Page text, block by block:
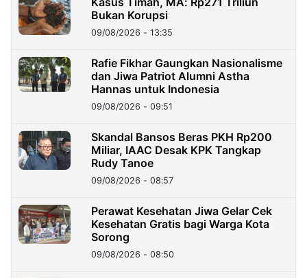
Bukan Korupsi
09/08/2026 - 13:35
Rafie Fikhar Gaungkan Nasionalisme
dan Jiwa Patriot Alumni Astha
Hannas untuk Indonesia
09/08/2026 - 09:51
Skandal Bansos Beras PKH Rp200
Miliar, IAAC Desak KPK Tangkap
Rudy Tanoe
09/08/2026 - 08:57
Perawat Kesehatan Jiwa Gelar Cek
Kesehatan Gratis bagi Warga Kota
Sorong
09/08/2026 - 08:50